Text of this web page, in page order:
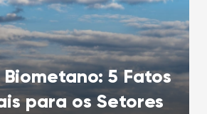
5 Fatos
para os Setores